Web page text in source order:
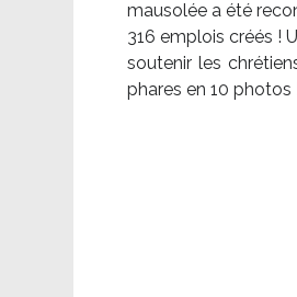
mausolée a été
316 emplois créés !
soutenir les
phares en 10 photos